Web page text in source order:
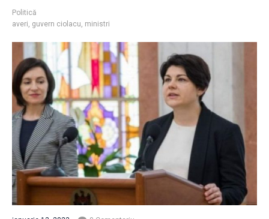
Politică
averi, guvern ciolacu, ministri